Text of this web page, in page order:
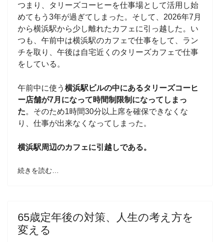
つまり、タリーズコーヒーを仕事場として活用し始
めてもう3年が過ぎてしまった。そして、2026年7月
から横浜駅から少し離れたカフェに引っ越した。い
つも、午前中は横浜駅のカフェで仕事をして、ラン
チを取り、午後は自宅近くのタリーズカフェで仕事
をしている。
午前中に使う 横浜駅ビルの中にあるタリーズコーヒ
ー店舗が7月になって時間制限制になってしまっ
た。そのため1時間30分以上席を確保できなくな
り、仕事が出来なくなってしまった。
横浜駅周辺のカフェに引越しである。
続きを読む…
65歳定年後の対策、人生の考え方を
変える